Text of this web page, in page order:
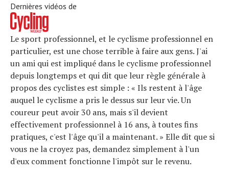
Dernières vidéos de
Le sport professionnel, et le cyclisme professionnel en
particulier, est une chose terrible à faire aux gens. J'ai
un ami qui est impliqué dans le cyclisme professionnel
depuis longtemps et qui dit que leur règle générale à
propos des cyclistes est simple : « Ils restent à l'âge
auquel le cyclisme a pris le dessus sur leur vie. Un
coureur peut avoir 30 ans, mais s'il devient
effectivement professionnel à 16 ans, à toutes fins
pratiques, c'est l'âge qu'il a maintenant. » Elle dit que si
vous ne la croyez pas, demandez simplement à l'un
d'eux comment fonctionne l'impôt sur le revenu.
Actualités
Technologies
Tests de produits
Conseils
Tendances
Tous nos articles
À propos